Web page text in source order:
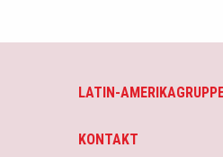
LATIN-
KONTAKT